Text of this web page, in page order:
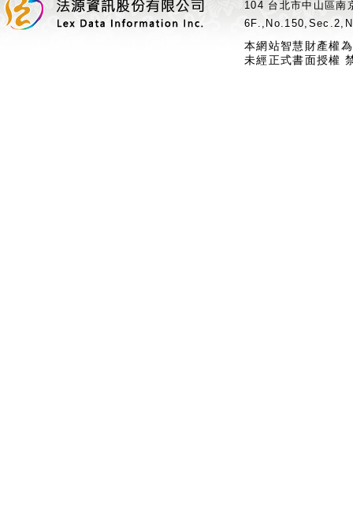
104 台北市中山區
本網站智慧財產權
未經正式書面授權